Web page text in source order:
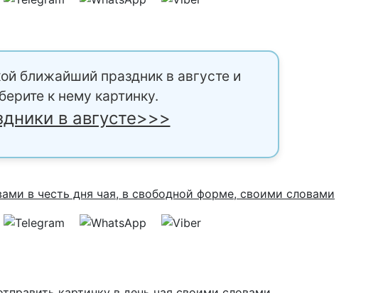
ближайший праздник в августе и
к нему картинку.
в августе>>>